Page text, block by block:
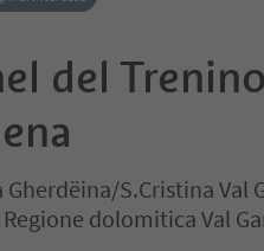
del
Gherdëina/S.Cristina Val
dolomitica Val